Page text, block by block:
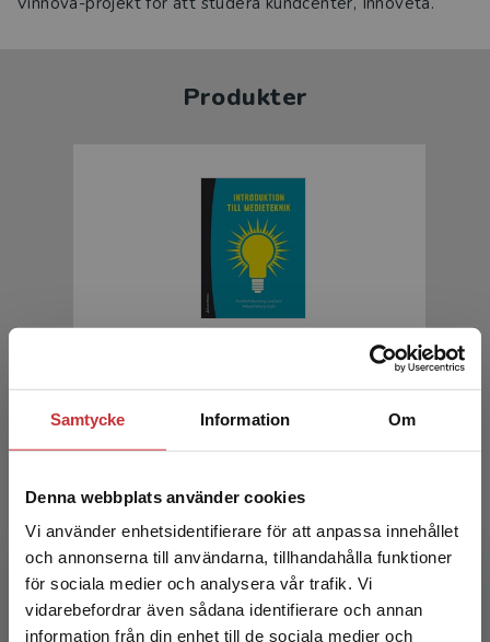
Samtycke Information Om
Denna webbplats använder cookies
Vi använder enhetsidentifierare för att anpassa innehållet
och annonserna till användarna, tillhandahålla funktioner
för sociala medier och analysera vår trafik. Vi
vidarebefordrar även sådana identifierare och annan
information från din enhet till de sociala medier och
Begränsad fraktregion
Produkter
Falkenberg Josefsson, P - Wiberg, M (red.)
378 krinkl. moms